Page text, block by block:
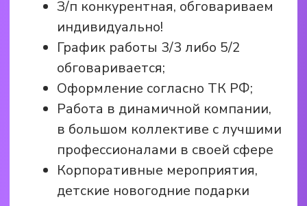
Наши ожидания:
Бесплатное питание;
Работа в динамичной компании,
в большом коллективе
с лучшими профессионалами
в своей сфере;
Перспективу карьерного роста.
Грамотная речь, высокие
коммуникативные навыки.
Приветствуется опыт работы от 1